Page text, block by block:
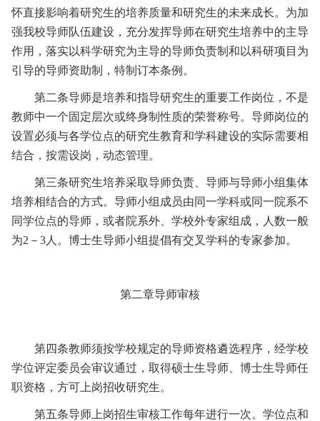
怀直接影响着研究生的培养质量和研究生的未来成长。为加
强我校导师队伍建设，充分发挥导师在研究生培养中的主导
作用，落实以科学研究为主导的导师负责制和以科研项目为
引导的导师资助制，特制订本条例。
第二条导师是培养和指导研究生的重要工作岗位，不是
教师中一个固定层次或终身制性质的荣誉称号。导师岗位的
设置必须与各学位点的研究生教育和学科建设的实际需要相
结合，按需设岗，动态管理。
第三条研究生培养采取导师负责、导师与导师小组集体
培养相结合的方式。导师小组成员由同一学科或同一院系不
同学位点的导师，或者院系外、学校外专家组成，人数一般
为2 － 3 人。博士生导师小组提倡有交叉学科的专家参加。
第二章导师审核
第四条教师须按学校规定的导师资格遴选程序，经学校
学位评定委员会审议通过，取得硕士生导师、博士生导师任
职资格，方可上岗招收研究生。
第五条导师上岗招生审核工作每年进行一次。学位点和